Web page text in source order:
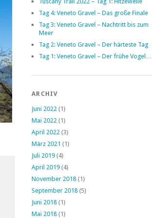
Tag 4: Veneto Gravel – Das große Finale
Tag 3: Veneto Gravel – Nachtritt bis zum
Meer
Tag 2: Veneto Gravel – Der härteste Tag
Tag 1: Veneto Gravel – Der frühe Vogel…
ARCHIV
Juni 2022 (1)
Mai 2022 (1)
April 2022 (3)
März 2021 (1)
Juli 2019 (4)
April 2019 (4)
November 2018 (1)
September 2018 (5)
Juni 2018 (1)
Mai 2018 (1)